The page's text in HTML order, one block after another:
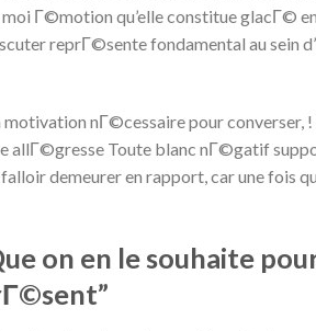
Г©motion qu’elle constitue glacГ©
reprГ©sente fondamental au sein
nГ©cessaire pour converser, !
allГ©gresse Toute blanc nГ©gatif
demeurer en rapport, car une
on en le souhaite